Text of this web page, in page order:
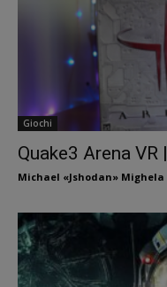
Giochi
Quake3 Arena
Michael «Jshodan» Mighela